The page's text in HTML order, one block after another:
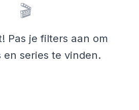
🎬
Pas je filters aan om
en series te vinden.